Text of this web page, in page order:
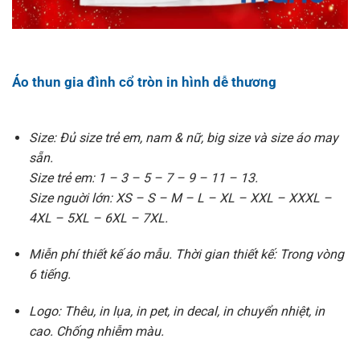
Áo thun gia đình cổ tròn in hình dễ thương
Size: Đủ size trẻ em, nam & nữ, big size và size áo may
sẵn.
Size trẻ em: 1 – 3 – 5 – 7 – 9 – 11 – 13.
Size nguời lớn: XS – S – M – L – XL – XXL – XXXL –
4XL – 5XL – 6XL – 7XL.
Miễn phí thiết kế áo mẫu. Thời gian thiết kế: Trong vòng
6 tiếng.
Logo: Thêu, in lụa, in pet, in decal, in chuyển nhiệt, in
cao. Chống nhiễm màu.